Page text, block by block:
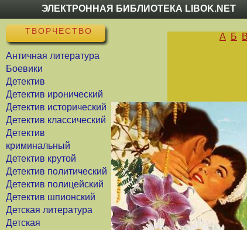
ЭЛЕКТРОННАЯ БИБЛИОТЕКА LIBOK.NET
ТВОРЧЕСТВО
Античная литература
Боевики
Детектив
Детектив иронический
Детектив исторический
Детектив классический
Детектив
криминальный
Детектив крутой
Детектив политический
Детектив полицейский
Детектив шпионский
Детская литература
Детская
А Б В